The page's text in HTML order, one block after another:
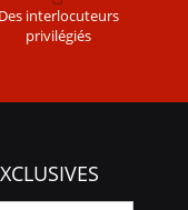
Des interlocuteurs
privilégiés